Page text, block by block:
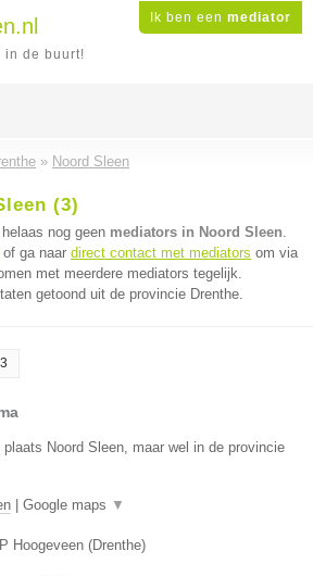
Ik ben een mediator
in de buurt!
» Noord Sleen
(3)
nog geen mediators in Noord Sleen.
of ga naar direct contact met mediators om via
met meerdere mediators tegelijk.
getoond uit de provincie Drenthe.
3
Noord Sleen, maar wel in de provincie
Google maps ▼
Hoogeveen (Drenthe)